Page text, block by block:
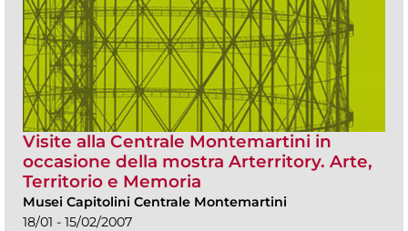
Visite alla Centrale Montemartini in
occasione della mostra Arterritory. Arte,
Territorio e Memoria
Musei Capitolini Centrale Montemartini
18/01 - 15/02/2007